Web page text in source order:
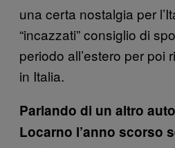
una certa nostalgia per
“incazzati” consiglio di
periodo all’estero per poi
in Italia.
Parlando di un altro
Locarno l’anno scorso